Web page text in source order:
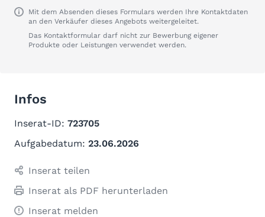
Mit dem Absenden dieses Formulars werden Ihre Kontaktdaten
an den Verkäufer dieses Angebots weitergeleitet.
Das Kontaktformular darf nicht zur Bewerbung eigener
Produkte oder Leistungen verwendet werden.
Infos
Inserat-ID: 723705
Aufgabedatum: 23.06.2026
Inserat teilen
Inserat als PDF herunterladen
Inserat melden